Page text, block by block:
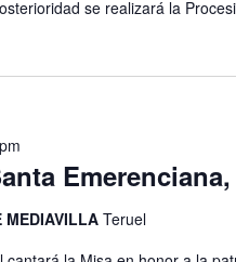
se realizará la
MEDIAVILLATeruel